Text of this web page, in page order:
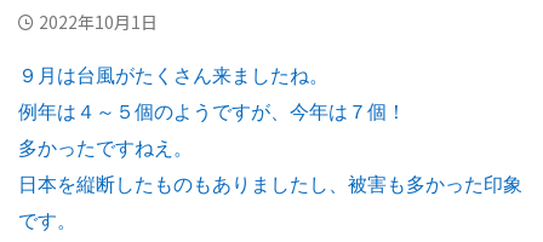
2022年10月1日
９月は台風がたくさん来ましたね。
例年は４～５個のようですが、今年は７個！
多かったですねえ。
日本を縦断したものもありましたし、被害も多かった印象
です。